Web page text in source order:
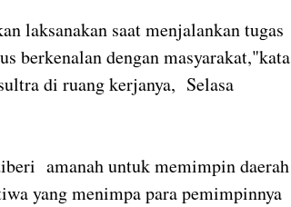
laksanakan saat menjalankan tugas
berkenalan dengan masyarakat,"kata
di ruang kerjanya, Selasa
amanah untuk memimpin daerah
yang menimpa para pemimpinnya